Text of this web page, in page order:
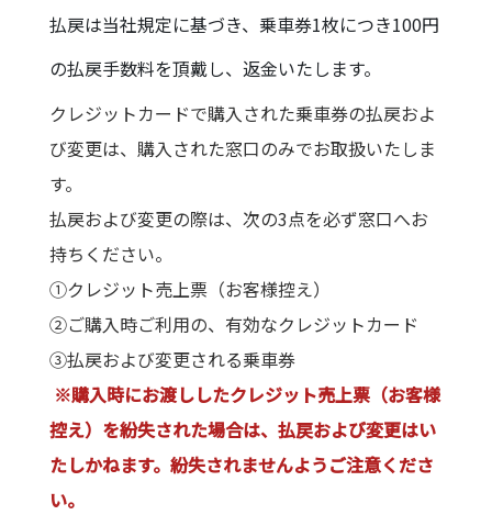
払戻は当社規定に基づき、乗車券1枚につき100円
の払戻手数料を頂戴し、返金いたします。
クレジットカードで購入された乗車券の払戻およ
び変更は、購入された窓口のみでお取扱いたしま
す。
払戻および変更の際は、次の3点を必ず窓口へお
持ちください。
①クレジット売上票（お客様控え）
②ご購入時ご利用の、有効なクレジットカード
③払戻および変更される乗車券
※購入時にお渡ししたクレジット売上票（お客様
控え）を紛失された場合は、払戻および変更はい
たしかねます。紛失されませんようご注意くださ
い。